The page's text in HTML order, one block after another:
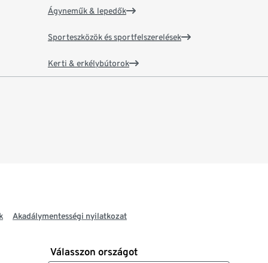
Ágyneműk & lepedők
Sporteszközök és sportfelszerelések
Kerti & erkélybútorok
Akadálymentességi nyilatkozat
Válasszon országot